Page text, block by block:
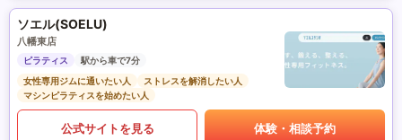
ソエル(SOELU)
八幡東店
ピラティス
駅から車で7分
女性専用ジムに通いたい人
ストレスを解消したい人
マシンピラティスを始めたい人
公式サイトを見る 体験・相談予約